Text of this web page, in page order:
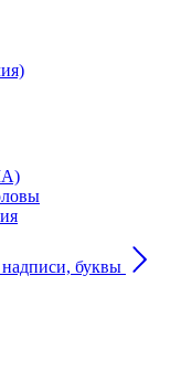
буквы